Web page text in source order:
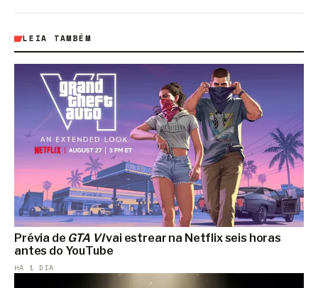
LEIA TAMBÉM
Prévia de GTA VIvai estrear na Netflix seis horas
antes do YouTube
HÁ 1 DIA